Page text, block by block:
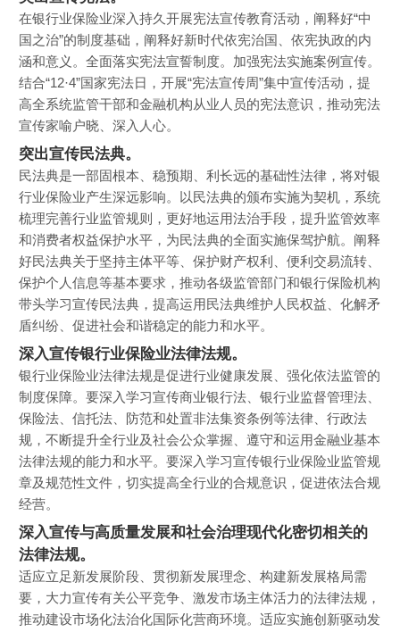
在银行业保险业深入持久开展宪法宣传教育活动，阐释好“中
国之治”的制度基础，阐释好新时代依宪治国、依宪执政的内
涵和意义。全面落实宪法宣誓制度。加强宪法实施案例宣传。
结合“12·4”国家宪法日，开展“宪法宣传周”集中宣传活动，提
高全系统监管干部和金融机构从业人员的宪法意识，推动宪法
宣传家喻户晓、深入人心。
突出宣传民法典。
民法典是一部固根本、稳预期、利长远的基础性法律，将对银
行业保险业产生深远影响。以民法典的颁布实施为契机，系统
梳理完善行业监管规则，更好地运用法治手段，提升监管效率
和消费者权益保护水平，为民法典的全面实施保驾护航。阐释
好民法典关于坚持主体平等、保护财产权利、便利交易流转、
保护个人信息等基本要求，推动各级监管部门和银行保险机构
带头学习宣传民法典，提高运用民法典维护人民权益、化解矛
盾纠纷、促进社会和谐稳定的能力和水平。
深入宣传银行业保险业法律法规。
银行业保险业法律法规是促进行业健康发展、强化依法监管的
制度保障。要深入学习宣传商业银行法、银行业监督管理法、
保险法、信托法、防范和处置非法集资条例等法律、行政法
规，不断提升全行业及社会公众掌握、遵守和运用金融业基本
法律法规的能力和水平。要深入学习宣传银行业保险业监管规
章及规范性文件，切实提高全行业的合规意识，促进依法合规
经营。
深入宣传与高质量发展和社会治理现代化密切相关的
法律法规。
适应立足新发展阶段、贯彻新发展理念、构建新发展格局需
要，大力宣传有关公平竞争、激发市场主体活力的法律法规，
推动建设市场化法治化国际化营商环境。适应实施创新驱动发